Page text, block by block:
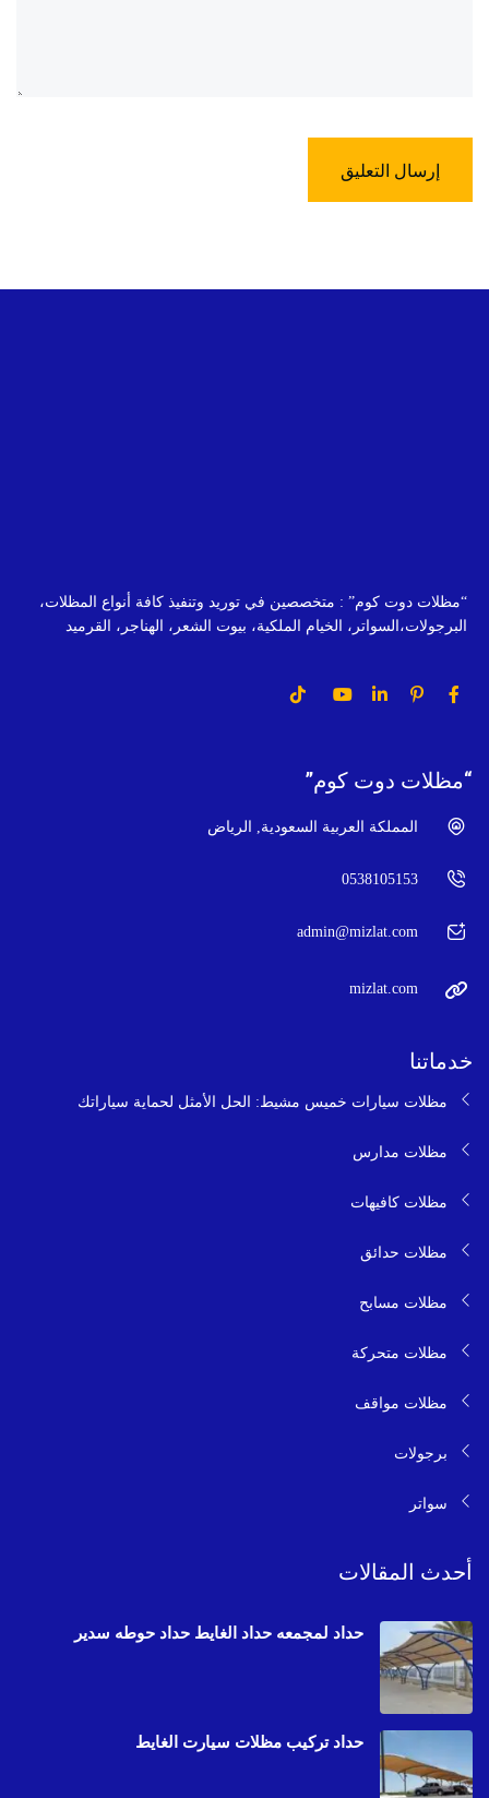
“مظلات دوت كوم” : متخصصين في توريد وتنفيذ كافة أنواع المظلات،
البرجولات،السواتر، الخيام الملكية، بيوت الشعر، الهناجر، القرميد
“مظلات دوت كوم”
المملكة العربية السعودية, الرياض
0538105153
admin@mizlat.com
mizlat.com
خدماتنا
مظلات سيارات خميس مشيط: الحل الأمثل لحماية سياراتك
مظلات مدارس
مظلات كافيهات
مظلات حدائق
مظلات مسابح
مظلات متحركة
مظلات مواقف
برجولات
سواتر
أحدث المقالات
حداد لمجمعه حداد الغايط حداد حوطه سدير
حداد تركيب مظلات سيارت الغايط